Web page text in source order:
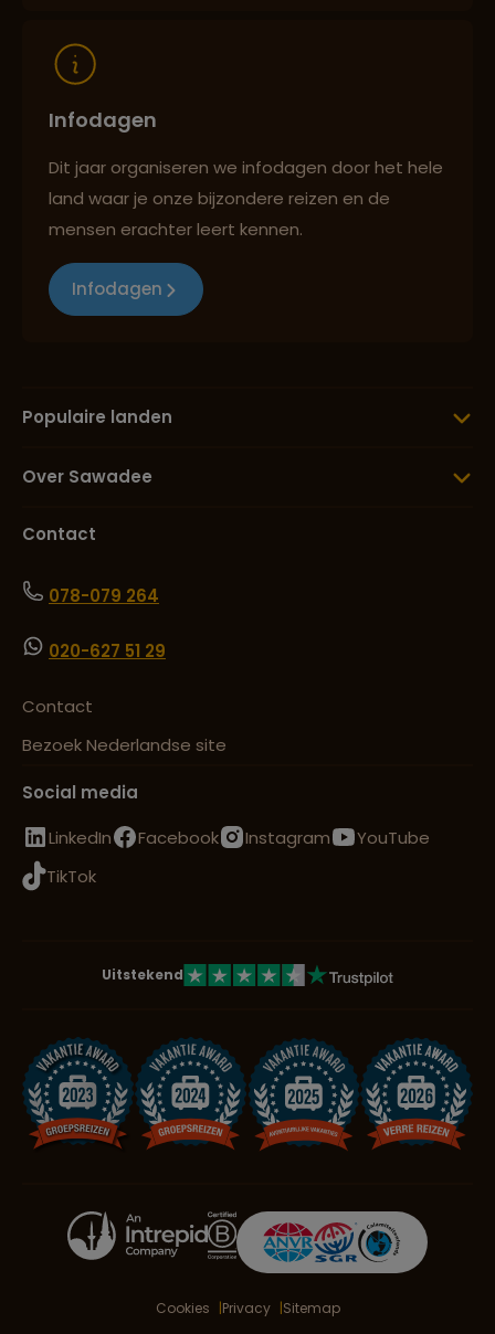
Infodagen
Dit jaar organiseren we infodagen door het hele
land waar je onze bijzondere reizen en de
mensen erachter leert kennen.
Infodagen
Populaire landen
Over Sawadee
Contact
078-079 264
020-627 51 29
Contact
Bezoek Nederlandse site
Social media
LinkedIn
Facebook Instagram
YouTube
TikTok
Uitstekend
Cookies Privacy
Sitemap